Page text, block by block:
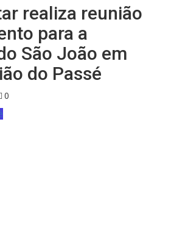
realiza reunião
para a
São João em
do Passé
0